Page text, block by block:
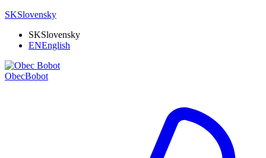
SKSlovensky
SKSlovensky
ENEnglish
ObecBobot